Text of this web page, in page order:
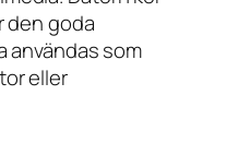
den goda
som
eller